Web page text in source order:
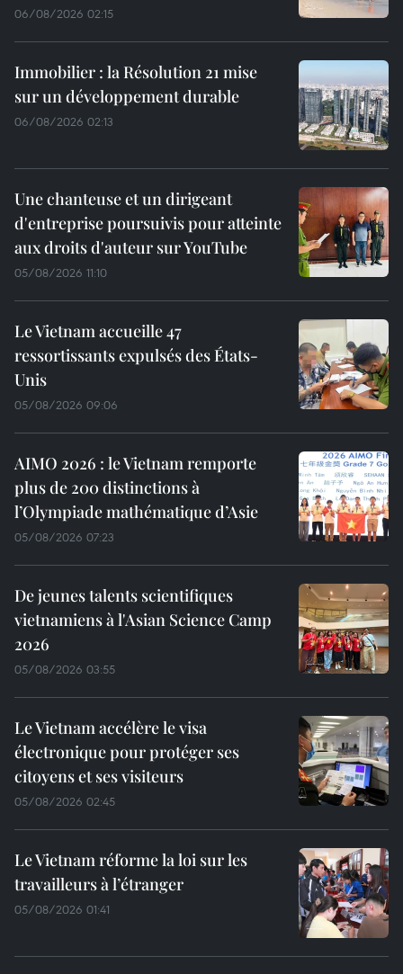
06/08/2026 02:15
Immobilier : la Résolution 21 mise
sur un développement durable
06/08/2026 02:13
Une chanteuse et un dirigeant
d'entreprise poursuivis pour atteinte
aux droits d'auteur sur YouTube
05/08/2026 11:10
Le Vietnam accueille 47
ressortissants expulsés des États-
Unis
05/08/2026 09:06
AIMO 2026 : le Vietnam remporte
plus de 200 distinctions à
l’Olympiade mathématique d’Asie
05/08/2026 07:23
De jeunes talents scientifiques
vietnamiens à l'Asian Science Camp
2026
05/08/2026 03:55
Le Vietnam accélère le visa
électronique pour protéger ses
citoyens et ses visiteurs
05/08/2026 02:45
Le Vietnam réforme la loi sur les
travailleurs à l’étranger
05/08/2026 01:41